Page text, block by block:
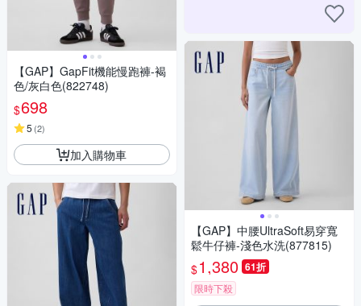
【GAP】GapFit機能慢跑褲-褐
色/灰白色(822748)
$698
5 (2)
加入購物車
【GAP】中腰UltraSoft易穿寬
鬆牛仔褲-淺色水洗(877815)
$1,380 61折
限時下殺